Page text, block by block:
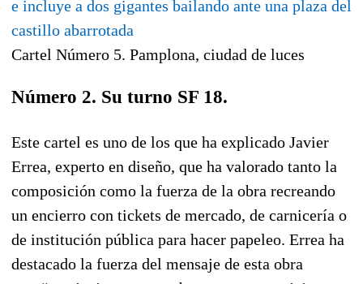
Cartel Número 5. Pamplona, ciudad de luces
Número 2. Su turno SF 18.
Este cartel es uno de los que ha explicado Javier
Errea, experto en diseño, que ha valorado tanto la
composición como la fuerza de la obra recreando
un encierro con tickets de mercado, de carnicería o
de institución pública para hacer papeleo. Errea ha
destacado la fuerza del mensaje de esta obra